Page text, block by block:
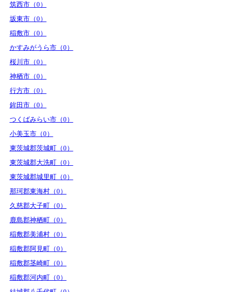
筑西市（0）
坂東市（0）
稲敷市（0）
かすみがうら市（0）
桜川市（0）
神栖市（0）
行方市（0）
鉾田市（0）
つくばみらい市（0）
小美玉市（0）
東茨城郡茨城町（0）
東茨城郡大洗町（0）
東茨城郡城里町（0）
那珂郡東海村（0）
久慈郡大子町（0）
鹿島郡神栖町（0）
稲敷郡美浦村（0）
稲敷郡阿見町（0）
稲敷郡茎崎町（0）
稲敷郡河内町（0）